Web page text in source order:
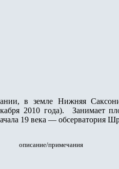
в земле Нижняя
2010 года). Занимает
19 века — обсерватория
описание/примечания